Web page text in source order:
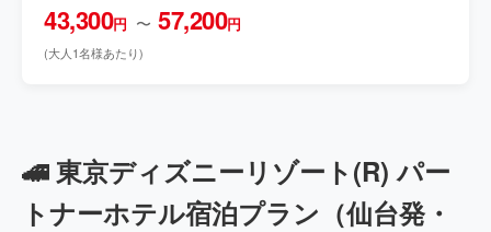
43,300円 〜 57,200円
(大人1名様あたり)
🚄 東京ディズニーリゾート(R) パー
トナーホテル宿泊プラン（仙台発・